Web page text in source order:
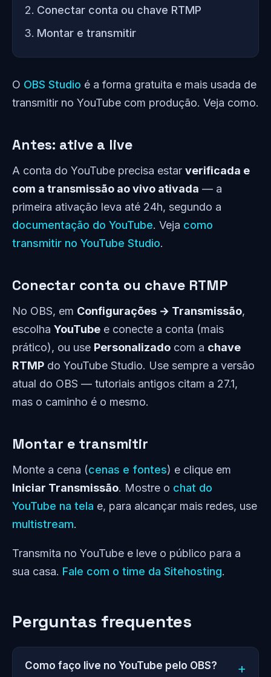
Conectar conta ou chave RTMP
Montar e transmitir
O OBS Studio é a forma gratuita e mais usada de
transmitir no YouTube com produção. Veja como.
Antes: ative a live
A conta do YouTube precisa estar verificada e
com a transmissão ao vivo ativada — a
primeira ativação leva até 24h, segundo a
documentação do YouTube. Veja como
transmitir no YouTube Studio.
Conectar conta ou chave RTMP
No OBS, em Configurações → Transmissão,
escolha YouTube e conecte a conta (mais
prático), ou use Personalizado com a chave
RTMP do YouTube Studio. Use sempre a versão
atual do OBS — tutoriais antigos citam a 27.1,
mas o caminho é o mesmo.
Montar e transmitir
Monte a cena (cenas e fontes) e clique em
Iniciar Transmissão. Mostre o chat do
YouTube na tela e, para alcançar mais redes, use
multistream.
Transmita no YouTube e leve o público para a
sua casa. Fale com o time da Sitehosting.
Perguntas frequentes
Como faço live no YouTube pelo OBS?